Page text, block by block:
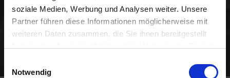
soziale Medien, Werbung und Analysen weiter. Unsere
Partner führen diese Informationen möglicherweise mit
weiteren Daten zusammen, die Sie ihnen bereitgestellt
Notwendig
BNI - Das weltweit führende
Unternehmernetzwerk für
Empfehlungsmarketing